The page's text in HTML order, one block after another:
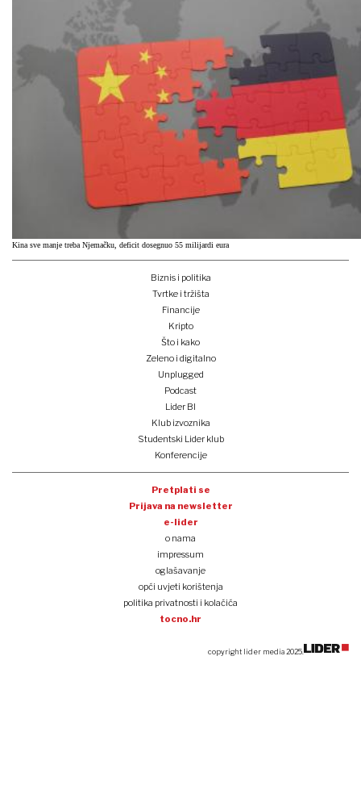
Kina sve manje treba Njemačku, deficit dosegnuo 55 milijardi eura
Biznis i politika
Tvrtke i tržišta
Financije
Kripto
Što i kako
Zeleno i digitalno
Unplugged
Podcast
Lider BI
Klub izvoznika
Studentski Lider klub
Konferencije
Pretplati se
Prijava na newsletter
e-lider
o nama
impressum
oglašavanje
opći uvjeti korištenja
politika privatnosti i kolačića
tocno.hr
copyright lider media 2025.